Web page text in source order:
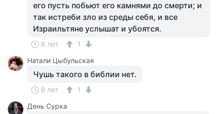
его пусть побьют его камнями до смерти; и
так истреби зло из среды себя, и все
Израильтяне услышат и убоятся.
8 лет
1
Натали Цыбульская
Чушь такого в библии нет.
8 лет
1
День Сурка